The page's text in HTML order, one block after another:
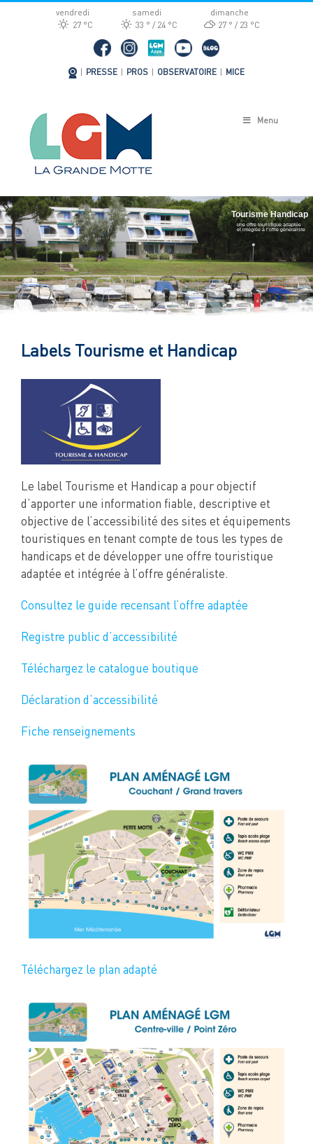
vendredi
27 °C
samedi
33 °
24 °C
dimanche
27 °
23 °C
PRESSE PROS OBSERVATOIRE MICE
Menu
Tourisme Handicap
une offre touristique adaptée
et intégrée à l’offre généraliste
Labels Tourisme et Handicap
Le label Tourisme et Handicap a pour objectif
d’apporter une information fiable, descriptive et
objective de l’accessibilité des sites et équipements
touristiques en tenant compte de tous les types de
handicaps et de développer une offre touristique
adaptée et intégrée à l’offre généraliste.
Consultez le guide recensant l’offre adaptée
Registre public d’accessibilité
Téléchargez le catalogue boutique
Déclaration d’accessibilité
Fiche renseignements
Téléchargez le plan adapté